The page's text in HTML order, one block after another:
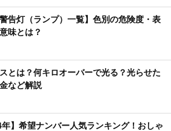
警告灯（ランプ）一覧】色別の危険度・表
味とは？
とは？何キロオーバーで光る？光らせた
など解説
年】希望ナンバー人気ランキング！おしゃ